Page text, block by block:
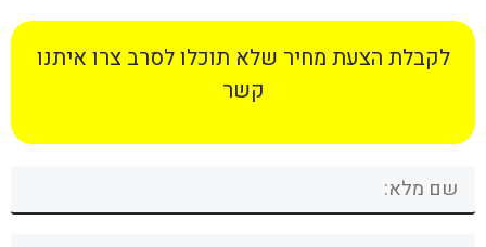
לקבלת הצעת מחיר שלא תוכלו לסרב צרו איתנו
קשר